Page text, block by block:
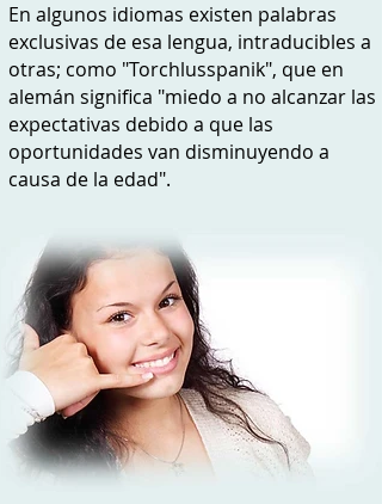
En algunos idiomas existen palabras
exclusivas de esa lengua, intraducibles a
otras; como "Torchlusspanik", que en
alemán significa "miedo a no alcanzar las
expectativas debido a que las
oportunidades van disminuyendo a
causa de la edad".